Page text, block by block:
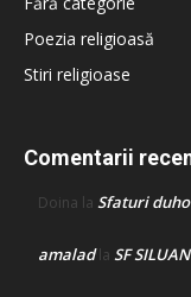
Poezia religioasă
Stiri religioase
Comentarii
Doina la Sfaturi
amaladla SF